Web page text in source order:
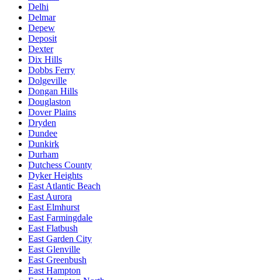
Delhi
Delmar
Depew
Deposit
Dexter
Dix Hills
Dobbs Ferry
Dolgeville
Dongan Hills
Douglaston
Dover Plains
Dryden
Dundee
Dunkirk
Durham
Dutchess County
Dyker Heights
East Atlantic Beach
East Aurora
East Elmhurst
East Farmingdale
East Flatbush
East Garden City
East Glenville
East Greenbush
East Hampton